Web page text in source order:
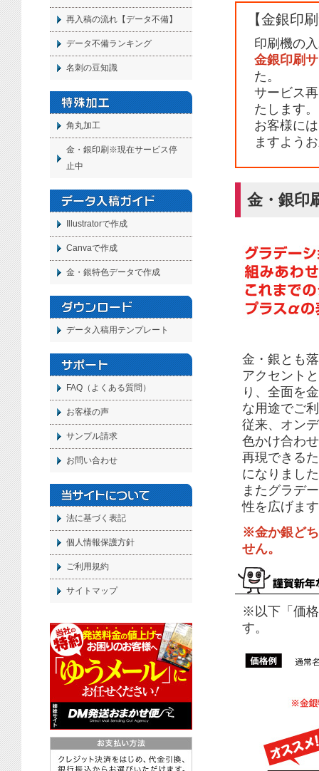
【金銀印
印刷機の
金銀印刷
た。
サービス
たします。
お客様に
ますよう
金・銀印
金・銀とも
アクセント
り、全面を
な用途でご
従来、オン
色かけ合わ
再現できる
になりまし
またグラデ
性を広げま
※金か銀ど
せん。
※以下「価
す。
再入稿の流れ【データ不備】
データ不備ランキング
名刺の豆知識
角丸加工
金・銀印刷※現在サービス停
止中
Illustratorで作成
Canvaで作成
金・銀特色データで作成
データ入稿用テンプレート
FAQ（よくある質問）
お客様の声
サンプル請求
お問い合わせ
法に基づく表記
個人情報保護方針
ご利用規約
サイトマップ